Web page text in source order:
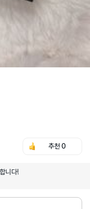
추천 0
니다!